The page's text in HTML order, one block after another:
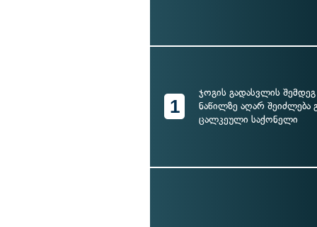
1
ჯოგის გადასვლის
ნაწილზე აღარ შეიძლება
ცალკეული საქონელი